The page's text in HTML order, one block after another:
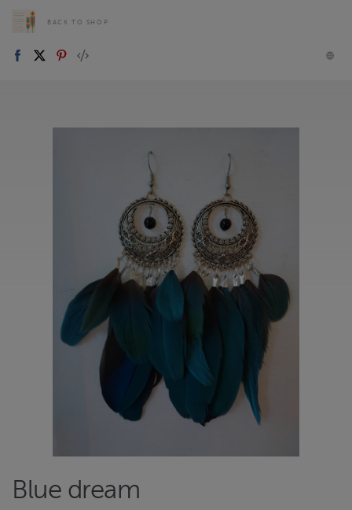
BACK TO SHOP
Blue dream